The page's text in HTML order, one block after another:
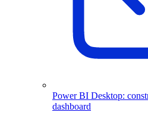
Power BI Desktop:
dashboard